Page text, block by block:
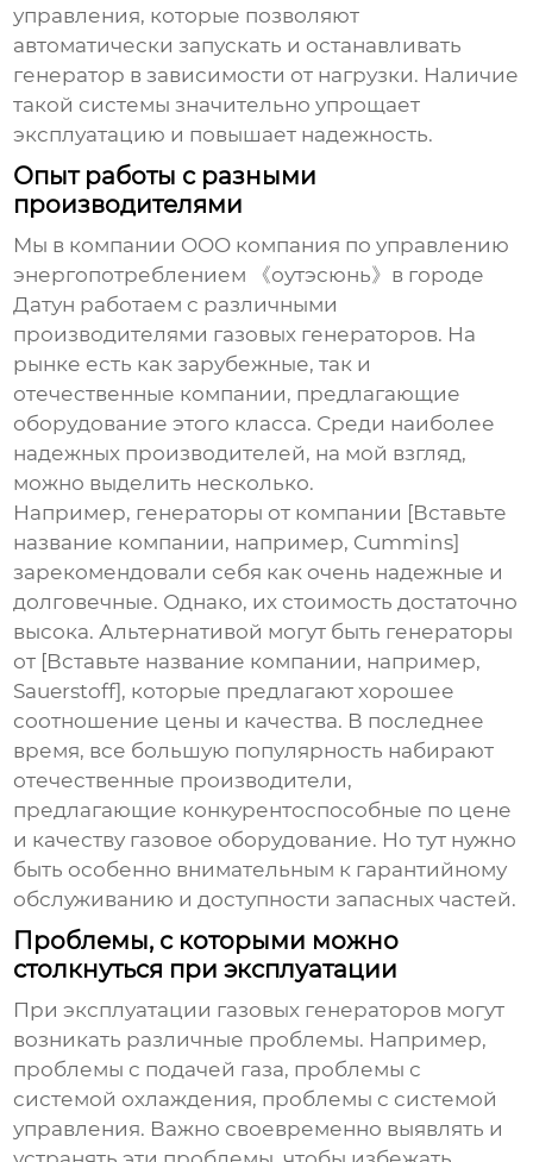
управления, которые позволяют
автоматически запускать и останавливать
генератор в зависимости от нагрузки. Наличие
такой системы значительно упрощает
эксплуатацию и повышает надежность.
Опыт работы с разными
производителями
Мы в компании OOO компания по управлению
энергопотреблением 《оутэсюнь》в городе
Датун работаем с различными
производителями газовых генераторов. На
рынке есть как зарубежные, так и
отечественные компании, предлагающие
оборудование этого класса. Среди наиболее
надежных производителей, на мой взгляд,
можно выделить несколько.
Например, генераторы от компании [Вставьте
название компании, например, Cummins]
зарекомендовали себя как очень надежные и
долговечные. Однако, их стоимость достаточно
высока. Альтернативой могут быть генераторы
от [Вставьте название компании, например,
Sauerstoff], которые предлагают хорошее
соотношение цены и качества. В последнее
время, все большую популярность набирают
отечественные производители,
предлагающие конкурентоспособные по цене
и качеству газовое оборудование. Но тут нужно
быть особенно внимательным к гарантийному
обслуживанию и доступности запасных частей.
Проблемы, с которыми можно
столкнуться при эксплуатации
При эксплуатации газовых генераторов могут
возникать различные проблемы. Например,
проблемы с подачей газа, проблемы с
системой охлаждения, проблемы с системой
управления. Важно своевременно выявлять и